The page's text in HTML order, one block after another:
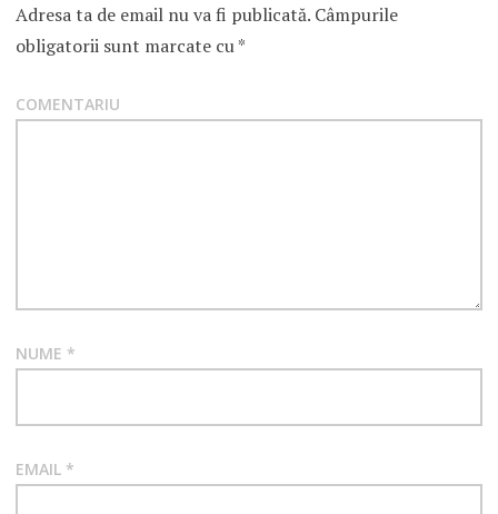
Adresa ta de email nu va fi publicată.Câmpurile
obligatorii sunt marcate cu*
COMENTARIU
NUME *
EMAIL *